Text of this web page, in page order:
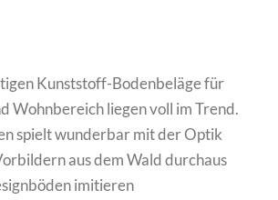
Kunststoff-Bodenbeläge für
Wohnbereich liegen voll im Trend.
spielt wunderbar mit der Optik
aus dem Wald durchaus
imitieren